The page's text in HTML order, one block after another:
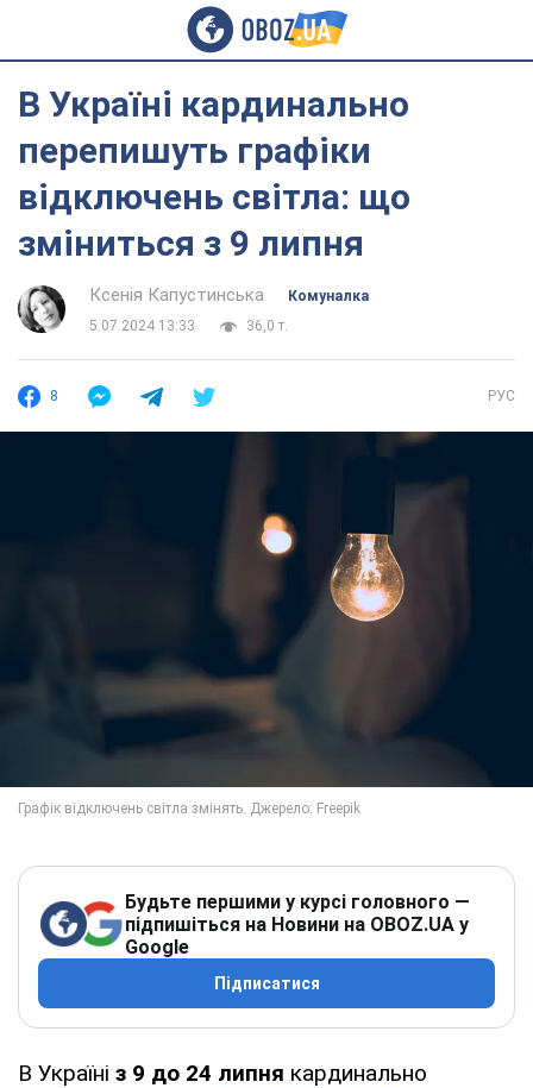
В Україні кардинально
перепишуть графіки
відключень світла: що
зміниться з 9 липня
Ксенія Капустинська
Комуналка
5.07.2024 13:33
36,0 т.
8 РУС
Будьте першими у курсі головного —
підпишіться на Новини на OBOZ.UA у
Google
Підписатися
В Україні з 9 до 24 липня кардинально